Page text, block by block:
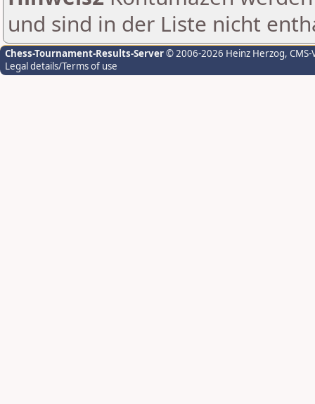
und sind in der Liste nicht
Chess-Tournament-Results-Server© 2006-2026 Heinz Herzog,
Legal details/Terms of use